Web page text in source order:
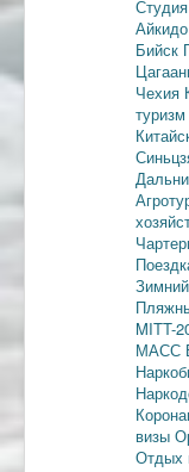
Айкидо
Бийск
Чехия
туризм
MITT-
МАСС
визы
Отдых